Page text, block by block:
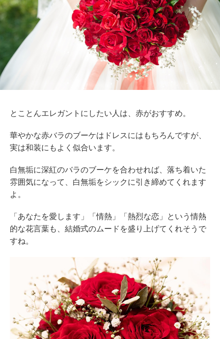
とことんエレガントにしたい人は、赤がおすすめ。
華やかな赤バラのブーケはドレスにはもちろんですが、
実は和装にもよく似合います。
白無垢に深紅のバラのブーケを合わせれば、落ち着いた
雰囲気になって、白無垢をシックに引き締めてくれます
よ。
「あなたを愛します」「情熱」「熱烈な恋」という情熱
的な花言葉も、結婚式のムードを盛り上げてくれそうで
すね。